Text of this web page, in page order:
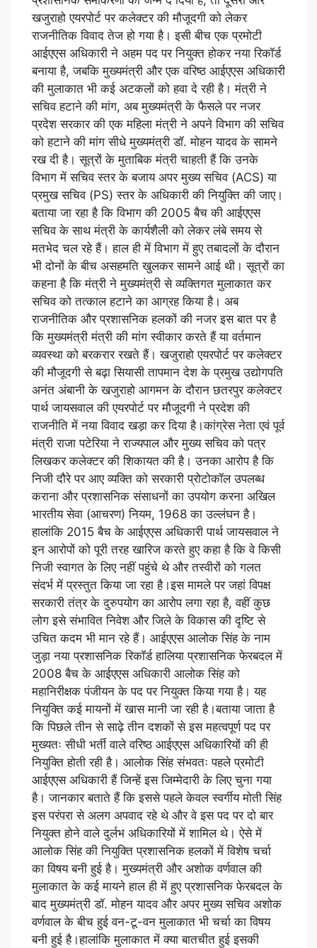
खजुराहो एयरपोर्ट पर कलेक्टर की मौजूदगी को लेकर
राजनीतिक विवाद तेज हो गया है। इसी बीच एक प्रमोटी
आईएएस अधिकारी ने अहम पद पर नियुक्त होकर नया रिकॉर्ड
बनाया है, जबकि मुख्यमंत्री और एक वरिष्ठ आईएएस अधिकारी
की मुलाकात भी कई अटकलों को हवा दे रही है। मंत्री ने
सचिव हटाने की मांग, अब मुख्यमंत्री के फैसले पर नजर
प्रदेश सरकार की एक महिला मंत्री ने अपने विभाग की सचिव
को हटाने की मांग सीधे मुख्यमंत्री डॉ. मोहन यादव के सामने
रख दी है। सूत्रों के मुताबिक मंत्री चाहती हैं कि उनके
विभाग में सचिव स्तर के बजाय अपर मुख्य सचिव (ACS) या
प्रमुख सचिव (PS) स्तर के अधिकारी की नियुक्ति की जाए।
बताया जा रहा है कि विभाग की 2005 बैच की आईएएस
सचिव के साथ मंत्री के कार्यशैली को लेकर लंबे समय से
मतभेद चल रहे हैं। हाल ही में विभाग में हुए तबादलों के दौरान
भी दोनों के बीच असहमति खुलकर सामने आई थी। सूत्रों का
कहना है कि मंत्री ने मुख्यमंत्री से व्यक्तिगत मुलाकात कर
सचिव को तत्काल हटाने का आग्रह किया है। अब
राजनीतिक और प्रशासनिक हलकों की नजर इस बात पर है
कि मुख्यमंत्री मंत्री की मांग स्वीकार करते हैं या वर्तमान
व्यवस्था को बरकरार रखते हैं। खजुराहो एयरपोर्ट पर कलेक्टर
की मौजूदगी से बढ़ा सियासी तापमान देश के प्रमुख उद्योगपति
अनंत अंबानी के खजुराहो आगमन के दौरान छतरपुर कलेक्टर
पार्थ जायसवाल की एयरपोर्ट पर मौजूदगी ने प्रदेश की
राजनीति में नया विवाद खड़ा कर दिया है।कांग्रेस नेता एवं पूर्व
मंत्री राजा पटेरिया ने राज्यपाल और मुख्य सचिव को पत्र
लिखकर कलेक्टर की शिकायत की है। उनका आरोप है कि
निजी दौरे पर आए व्यक्ति को सरकारी प्रोटोकॉल उपलब्ध
कराना और प्रशासनिक संसाधनों का उपयोग करना अखिल
भारतीय सेवा (आचरण) नियम, 1968 का उल्लंघन है।
हालांकि 2015 बैच के आईएएस अधिकारी पार्थ जायसवाल ने
इन आरोपों को पूरी तरह खारिज करते हुए कहा है कि वे किसी
निजी स्वागत के लिए नहीं पहुंचे थे और तस्वीरों को गलत
संदर्भ में प्रस्तुत किया जा रहा है।इस मामले पर जहां विपक्ष
सरकारी तंत्र के दुरुपयोग का आरोप लगा रहा है, वहीं कुछ
लोग इसे संभावित निवेश और जिले के विकास की दृष्टि से
उचित कदम भी मान रहे हैं। आईएएस आलोक सिंह के नाम
जुड़ा नया प्रशासनिक रिकॉर्ड हालिया प्रशासनिक फेरबदल में
2008 बैच के आईएएस अधिकारी आलोक सिंह को
महानिरीक्षक पंजीयन के पद पर नियुक्त किया गया है। यह
नियुक्ति कई मायनों में खास मानी जा रही है।बताया जाता है
कि पिछले तीन से साढ़े तीन दशकों से इस महत्वपूर्ण पद पर
मुख्यतः सीधी भर्ती वाले वरिष्ठ आईएएस अधिकारियों की ही
नियुक्ति होती रही है। आलोक सिंह संभवतः पहले प्रमोटी
आईएएस अधिकारी हैं जिन्हें इस जिम्मेदारी के लिए चुना गया
है। जानकार बताते हैं कि इससे पहले केवल स्वर्गीय मोती सिंह
इस परंपरा से अलग अपवाद रहे थे और वे इस पद पर दो बार
नियुक्त होने वाले दुर्लभ अधिकारियों में शामिल थे। ऐसे में
आलोक सिंह की नियुक्ति प्रशासनिक हलकों में विशेष चर्चा
का विषय बनी हुई है। मुख्यमंत्री और अशोक वर्णवाल की
मुलाकात के कई मायने हाल ही में हुए प्रशासनिक फेरबदल के
बाद मुख्यमंत्री डॉ. मोहन यादव और अपर मुख्य सचिव अशोक
वर्णवाल के बीच हुई वन-टू-वन मुलाकात भी चर्चा का विषय
बनी हुई है।हालांकि मुलाकात में क्या बातचीत हुई इसकी